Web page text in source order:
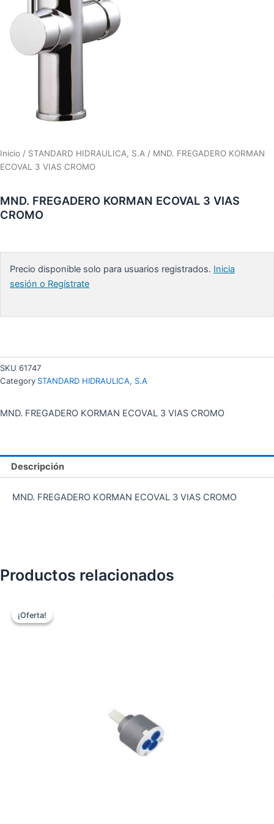
Inicio / STANDARD HIDRAULICA, S.A / MND. FREGADERO KORMAN
ECOVAL 3 VIAS CROMO
MND. FREGADERO KORMAN ECOVAL 3 VIAS
CROMO
Precio disponible solo para usuarios registrados. Inicia
sesión o Regístrate
SKU 61747
Category STANDARD HIDRAULICA, S.A
MND. FREGADERO KORMAN ECOVAL 3 VIAS CROMO
Descripción
MND. FREGADERO KORMAN ECOVAL 3 VIAS CROMO
Productos relacionados
¡Oferta!
¡Oferta!